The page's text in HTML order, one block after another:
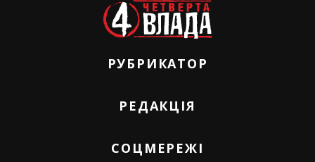
РУБРИКАТОР
РЕДАКЦІЯ
СОЦМЕРЕЖІ